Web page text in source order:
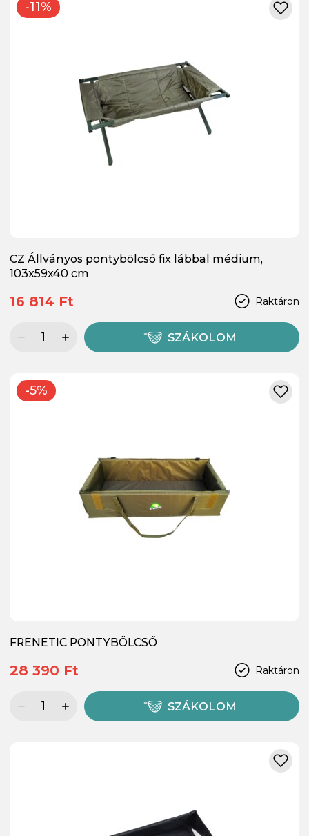
-11%
CZ Állványos pontybölcső fix lábbal médium,
103x59x40 cm
Raktáron
16 814 Ft
SZÁKOLOM
-5%
FRENETIC PONTYBÖLCSŐ
Raktáron
28 390 Ft
SZÁKOLOM